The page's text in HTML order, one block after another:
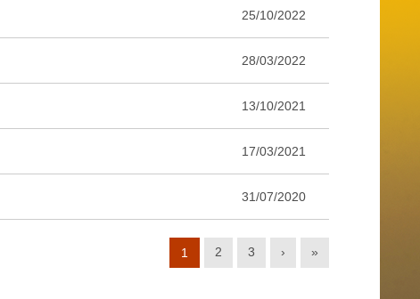
25/10/2022
28/03/2022
13/10/2021
17/03/2021
31/07/2020
1 2 3 › »